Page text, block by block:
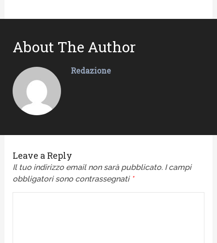
About The Author
Redazione
Leave a Reply
Il tuo indirizzo email non sarà pubblicato. I campi
obbligatori sono contrassegnati *